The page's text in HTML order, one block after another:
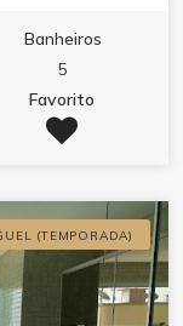
-Elevador
Banheiros
5
Favorito
(TEMPORADA)